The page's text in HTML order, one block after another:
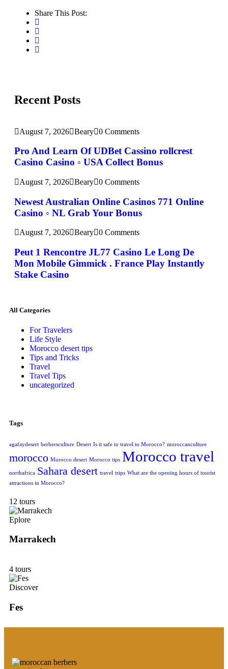
Share This Post:
Recent Posts
August 7, 2026 Beary 0 Comments
Pro And Learn Of UDBet Cassino rollcrest
Casino Casino ◦ USA Collect Bonus
August 7, 2026 Beary 0 Comments
Newest Australian Online Casinos 771 Online
Casino ◦ NL Grab Your Bonus
August 7, 2026 Beary 0 Comments
Peut 1 Rencontre JL77 Casino Le Long De
Mon Mobile Gimmick . France Play Instantly
Stake Casino
All Categories
For Travelers
Life Style
Morocco desert tips
Tips and Tricks
Travel
Travel Tips
uncategorized
Tags
agafaydesert berbersculture Desert Is it safe to travel to Morocco? moroccanculture
morocco Morocco desert Morocco tips Morocco travel
northafrica Sahara desert travel trips What are the opening hours of tourist
attractions in Morocco?
12 tours
Eplore
Marrakech
4 tours
Discover
Fes